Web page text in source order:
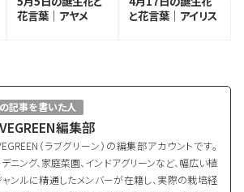
花言葉｜アヤメ
と花言葉｜アイリス
記事を書いた人
編集部
（ラブグリーン）の編集部アカウントです。
ニング、家庭菜園、インドアグリーンなど、幅広い植
ンルに精通したメンバーが在籍し、実際の栽培経